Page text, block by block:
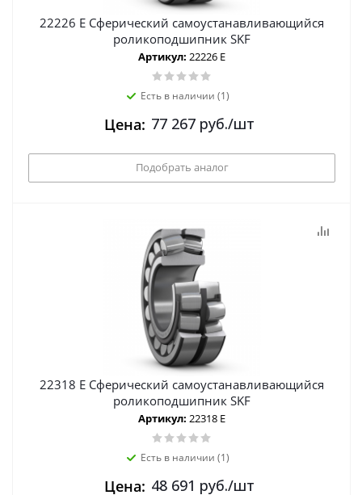
22226 E Сферический самоустанавливающийся
роликоподшипник SKF
Артикул: 22226 E
Есть в наличии (1)
Цена: 77 267руб./шт
Подобрать аналог
22318 E Сферический самоустанавливающийся
роликоподшипник SKF
Артикул: 22318 E
Есть в наличии (1)
Цена: 48 691 руб./шт